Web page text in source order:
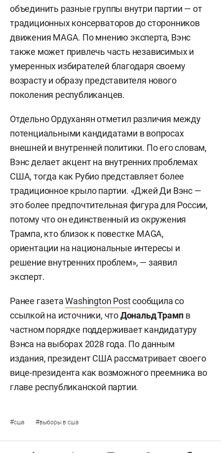
объединить разные группы внутри партии — от
традиционных консерваторов до сторонников
движения MAGA. По мнению эксперта, Вэнс
также может привлечь часть независимых и
умеренных избирателей благодаря своему
возрасту и образу представителя нового
поколения республиканцев.
Отдельно Ордуханян отметил различия между
потенциальными кандидатами в вопросах
внешней и внутренней политики. По его словам,
Вэнс делает акцент на внутренних проблемах
США, тогда как Рубио представляет более
традиционное крыло партии. «Джей Ди Вэнс —
это более предпочтительная фигура для России,
потому что он единственный из окружения
Трампа, кто близок к повестке MAGA,
ориентации на национальные интересы и
решение внутренних проблем», — заявил
эксперт.
Ранее газетаWashington Postсообщила со
ссылкой на источники, чтоДональд Трамп в
частном порядке поддерживает кандидатуру
Вэнса на выборах 2028 года. По данным
издания, президент США рассматривает своего
вице-президента как возможного преемника во
главе республиканской партии.
#сша #выборы в сша